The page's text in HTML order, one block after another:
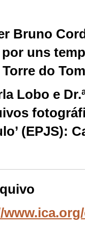
Bruno
uns
do
Lobo e
(EPJS):